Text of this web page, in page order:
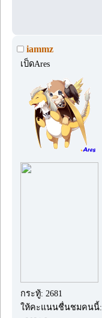
iammz
เป็ดAres
กระทู้: 2681
ให้คะแนนชื่นชมคนนี้: